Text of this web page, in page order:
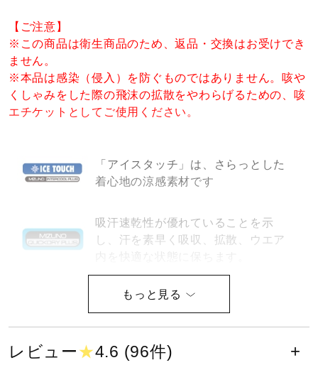
インナー
寝具／ミズノスリープ
サポーター
健康／エクササイズ
ジュニア／キッズ
メディカル
【ご注意】
※この商品は衛生商品のため、返品・交換はお受けでき
ません。
※本品は感染（侵入）を防ぐものではありません。咳や
くしゃみをした際の飛沫の拡散をやわらげるための、咳
エチケットとしてご使用ください。
「アイスタッチ」は、さらっとした
着心地の涼感素材です
吸汗速乾性が優れていることを示
し、汗を素早く吸収、拡散、ウエア
抗菌防臭性に優れていることを示
し、菌の増殖と嫌な臭いを抑制しま
す。
レビュー★4.6 (96件)